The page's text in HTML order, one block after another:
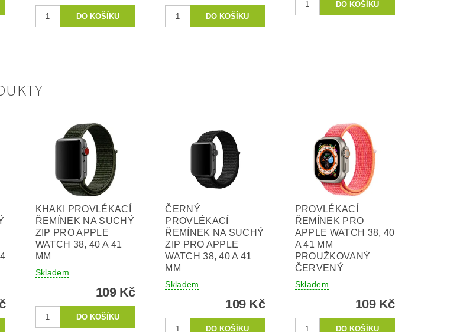
KHAKI PROVLÉKACÍ
ŘEMÍNEK NA SUCHÝ
ZIP PRO APPLE
WATCH 38, 40 A 41
MM
Skladem
109 Kč
ČERNÝ
PROVLÉKACÍ
ŘEMÍNEK NA SUCHÝ
ZIP PRO APPLE
WATCH 38, 40 A 41
MM
Skladem
109 Kč
PROVLÉKACÍ
ŘEMÍNEK PRO
APPLE WATCH 38, 40
A 41 MM
PROUŽKOVANÝ
ČERVENÝ
Skladem
109 Kč